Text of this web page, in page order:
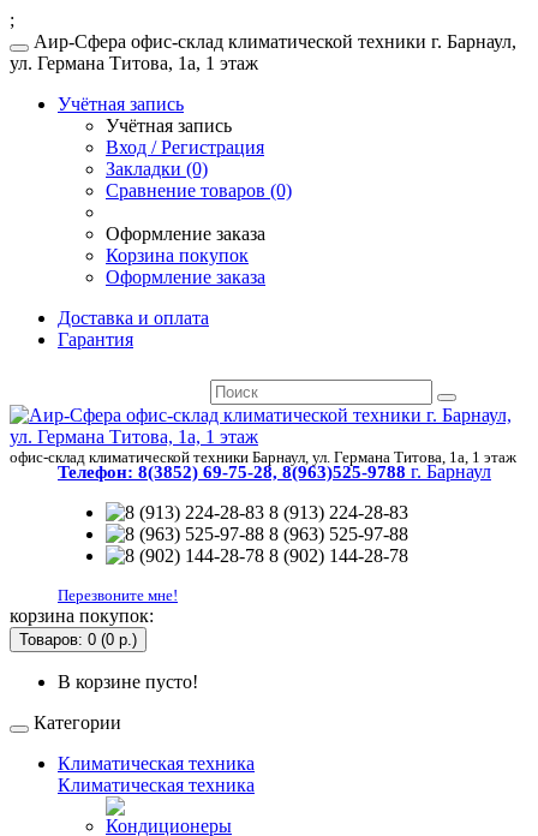
;
Аир-Сфера офис-склад климатической техники г. Барнаул,
ул. Германа Титова, 1а, 1 этаж
Учётная запись
Учётная запись
Вход / Регистрация
Закладки (0)
Сравнение товаров (0)
Оформление заказа
Корзина покупок
Оформление заказа
Доставка и оплата
Гарантия
офис-склад климатической техники Барнаул, ул. Германа Титова, 1а, 1 этаж
Телефон: 8(3852) 69-75-28, 8(963)525-9788 г. Барнаул
8 (913) 224-28-83
8 (963) 525-97-88
8 (902) 144-28-78
Перезвоните мне!
корзина покупок:
Товаров: 0 (0 р.)
В корзине пусто!
Категории
Климатическая техника
Климатическая техника